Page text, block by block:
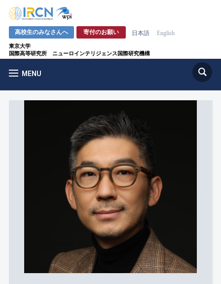
東京大学
国際高等研究所 ニューロインテリジェンス国際研究機構
高校生のみなさんへ 寄付のお願い 日本語 English
MENU